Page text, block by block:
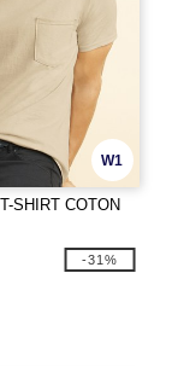
W1
SHIRT COTON
-31%